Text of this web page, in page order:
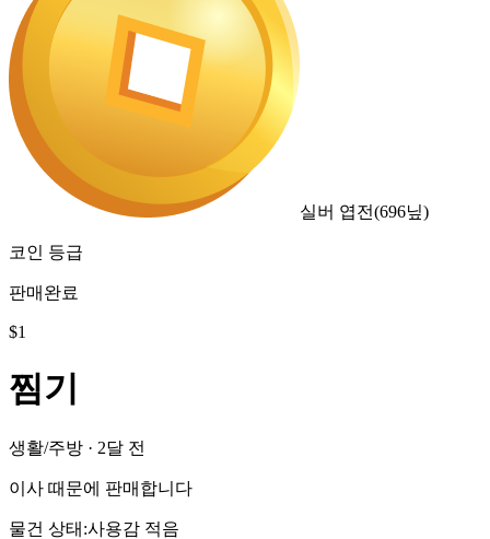
실버 엽전(696닢)
코인 등급
판매완료
$1
찜기
생활/주방 · 2달 전
이사 때문에 판매합니다
물건 상태 :사용감 적음